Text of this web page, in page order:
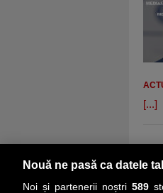
[...]
Nouă ne pasă ca datele
Noi și partenerii noștri 589